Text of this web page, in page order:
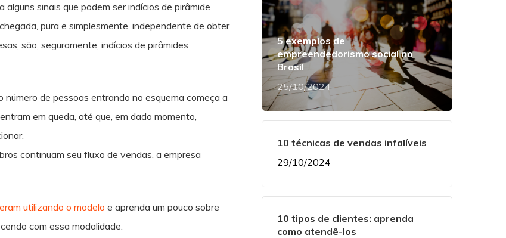
sinais que podem ser indícios de pirâmide
pura e simplesmente, independente de obter
são, seguramente, indícios de pirâmides
de pessoas entrando no esquema começa a
em queda, até que, em dado momento,
continuam seu fluxo de vendas, a empresa
utilizando o modelo e aprenda um pouco sobre
com essa modalidade.
5 exemplos de
empreendedorismo social no
Brasil
25/10/2024
10 técnicas de vendas infalíveis
29/10/2024
10 tipos de clientes: aprenda
como atendê-los